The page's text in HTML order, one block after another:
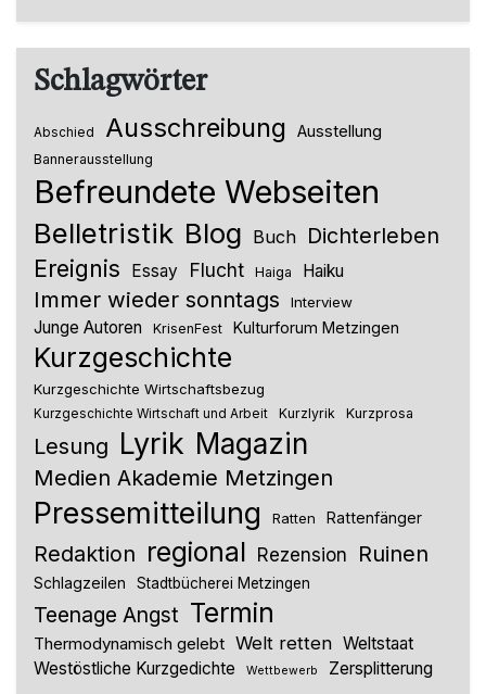
Schlagwörter
Abschied Ausschreibung Ausstellung
Bannerausstellung
Befreundete Webseiten
Belletristik Blog Buch Dichterleben
Ereignis Essay Flucht Haiga Haiku
Immer wieder sonntags Interview
Junge Autoren KrisenFest Kulturforum Metzingen
Kurzgeschichte
Kurzgeschichte Wirtschaftsbezug
Kurzgeschichte Wirtschaft und Arbeit Kurzlyrik Kurzprosa
Lesung Lyrik Magazin
Medien Akademie Metzingen
Pressemitteilung Ratten Rattenfänger
Redaktion regional Rezension Ruinen
Schlagzeilen Stadtbücherei Metzingen
Teenage Angst Termin
Thermodynamisch gelebt Welt retten Weltstaat
Westöstliche Kurzgedichte
Wettbewerb Zersplitterung